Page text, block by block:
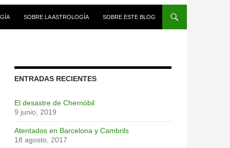
SOBRE LA ASTROLOGÍA SOBRE ESTE BLOG
ENTRADAS RECIENTES
El desastre de Chernóbil
9 junio, 2019
Atentados en Barcelona y Cambrils
18 agosto, 2017